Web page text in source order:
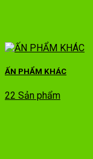
ẤN PHẨM KHÁC
22 Sản phẩm